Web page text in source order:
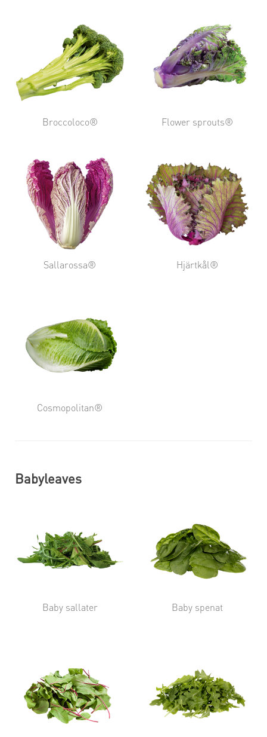
Broccoloco® Flower sprouts®
Sallarossa® Hjärtkål®
Cosmopolitan®
Babyleaves
Baby sallater Baby spenat